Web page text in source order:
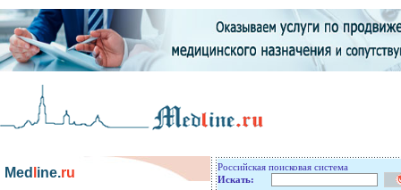
Med ine.ru
Российская поисковая система
Искать: